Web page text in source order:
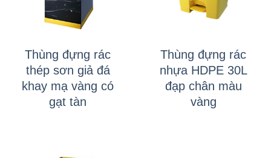
Thùng đựng rác
thép sơn giả đá
khay mạ vàng có
gạt tàn
Thùng đựng rác
nhựa HDPE 30L
đạp chân màu
vàng